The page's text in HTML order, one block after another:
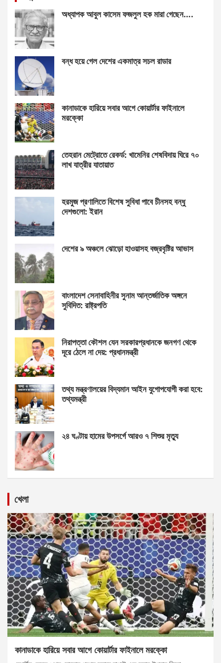
অধ্যাপক আবুল কাসেম ফজলুল হক মারা গেছেন….
বন্ধ হয়ে গেল দেশের একমাত্র সচল রাডার
কানাডাকে হারিয়ে সবার আগে কোয়ার্টার ফাইনালে
মরক্কো
তেহরান মেট্রোতে রেকর্ড: খামেনির শেষবিদায় ঘিরে ৭০
লাখ যাত্রীর যাতায়াত
হরমুজ প্রণালিতে বিশেষ সুবিধা পাবে চীনসহ বন্ধু
দেশগুলো: ইরান
দেশের ৯ অঞ্চলে ঝোড়ো হাওয়াসহ বজ্রবৃষ্টির আভাস
বাংলাদেশ সেনাবাহিনীর সুনাম আন্তর্জাতিক অঙ্গনে
সুবিদিত: রাষ্ট্রপতি
নিরাপত্তা কৌশল যেন সরকারপ্রধানকে জনগণ থেকে
দূরে ঠেলে না দেয়: প্রধানমন্ত্রী
তথ্য মন্ত্রণালয়ের বিদ্যমান আইন যুগোপযোগী করা হবে:
তথ্যমন্ত্রী
২৪ ঘণ্টায় হামের উপসর্গে আরও ৭ শিশুর মৃত্যু
খেলা
কানাডাকে হারিয়ে সবার আগে কোয়ার্টার ফাইনালে মরক্কো